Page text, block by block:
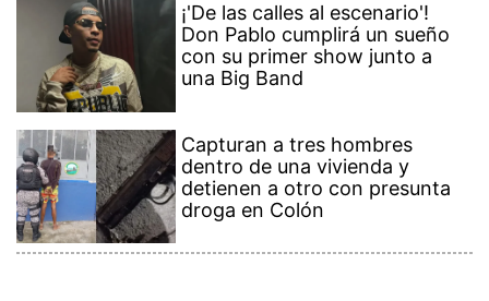
¡'De las calles al escenario'!
Don Pablo cumplirá un sueño
con su primer show junto a
una Big Band
Capturan a tres hombres
dentro de una vivienda y
detienen a otro con presunta
droga en Colón